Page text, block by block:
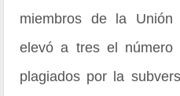
miembros de la
elevó a tres el número
plagiados por la